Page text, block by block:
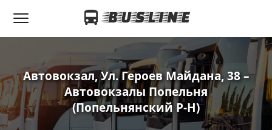
Автовокзал, Ул. Героев Майдана, 38 –
Автовокзалы Попельня
(Попельнянский Р-Н)